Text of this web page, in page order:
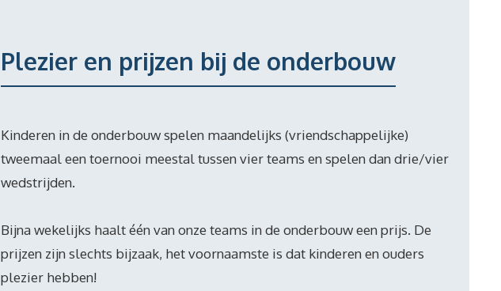
Plezier en prijzen bij de onderbouw
Kinderen in de onderbouw spelen maandelijks (vriendschappelijke)
tweemaal een toernooi meestal tussen vier teams en spelen dan drie/vier
wedstrijden.
Bijna wekelijks haalt één van onze teams in de onderbouw een prijs. De
prijzen zijn slechts bijzaak, het voornaamste is dat kinderen en ouders
plezier hebben!